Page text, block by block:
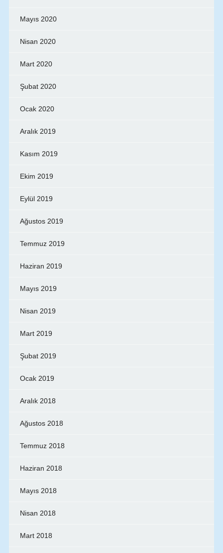
Mayıs 2020
Nisan 2020
Mart 2020
Şubat 2020
Ocak 2020
Aralık 2019
Kasım 2019
Ekim 2019
Eylül 2019
Ağustos 2019
Temmuz 2019
Haziran 2019
Mayıs 2019
Nisan 2019
Mart 2019
Şubat 2019
Ocak 2019
Aralık 2018
Ağustos 2018
Temmuz 2018
Haziran 2018
Mayıs 2018
Nisan 2018
Mart 2018